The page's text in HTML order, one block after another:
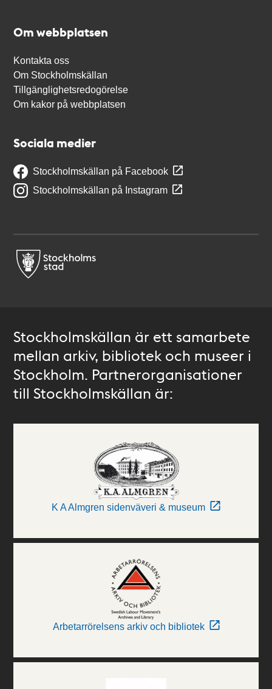
Om webbplatsen
Kontakta oss
Om Stockholmskällan
Tillgänglighetsredogörelse
Om kakor på webbplatsen
Sociala medier
Stockholmskällan på Facebook
Stockholmskällan på Instagram
Stockholmskällan är ett samarbete
mellan arkiv, bibliotek och museer i
Stockholm. Partnerorganisationer
till Stockholmskällan är:
K A Almgren sidenväveri & museum
Arbetarrörelsens arkiv och bibliotek